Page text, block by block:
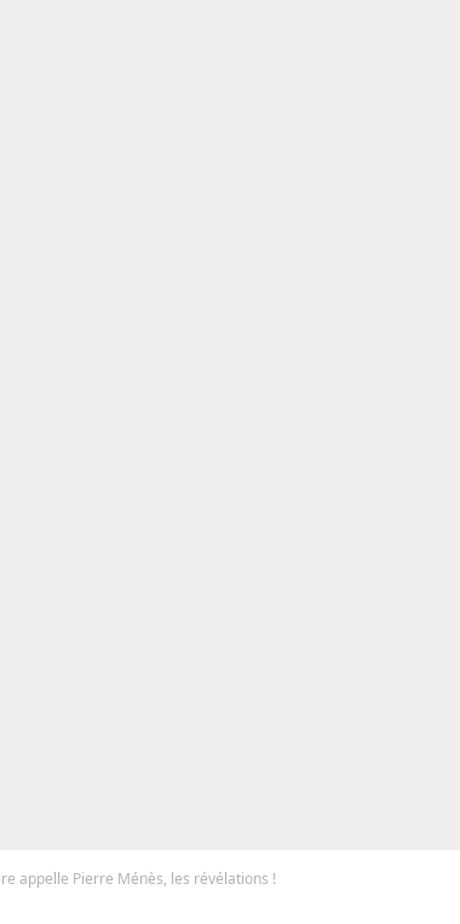
appelle Pierre Ménès, les révélations !